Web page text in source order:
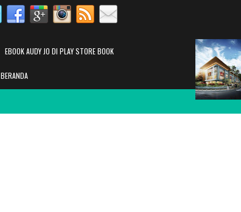
EBOOK AUDY JO DI PLAY STORE BOOK
BERANDA